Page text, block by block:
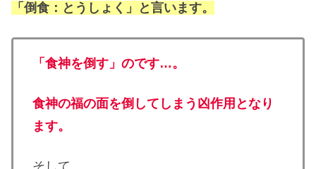
「倒食：とうしょく」と言います。
「食神を倒す」のです…。
食神の福の面を倒してしまう凶作用となり
ます。